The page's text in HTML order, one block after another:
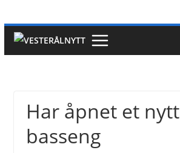
Har åpnet et nytt
basseng